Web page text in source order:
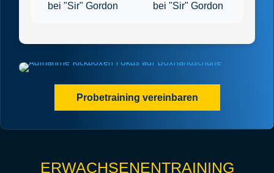
bei "Sir" Gordon
bei "Sir" Gordon
Probetraining vereinbaren
ERWACHSENENTRAINING